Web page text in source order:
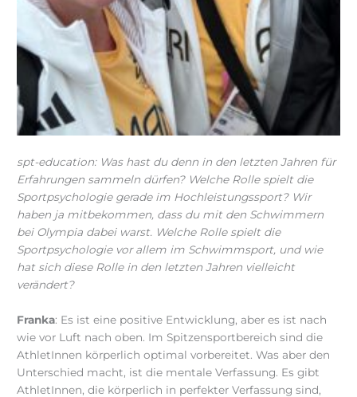
spt-education: Was hast du denn in den letzten Jahren für
Erfahrungen sammeln dürfen? Welche Rolle spielt die
Sportpsychologie gerade im Hochleistungssport? Wir
haben ja mitbekommen, dass du mit den Schwimmern
bei Olympia dabei warst. Welche Rolle spielt die
Sportpsychologie vor allem im Schwimmsport, und wie
hat sich diese Rolle in den letzten Jahren vielleicht
verändert?
Franka: Es ist eine positive Entwicklung, aber es ist nach
wie vor Luft nach oben. Im Spitzensportbereich sind die
AthletInnen körperlich optimal vorbereitet. Was aber den
Unterschied macht, ist die mentale Verfassung. Es gibt
AthletInnen, die körperlich in perfekter Verfassung sind,